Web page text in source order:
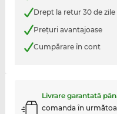
Drept la retur 30 de zile
Preţuri avantajoase
Cumpărare în cont
Livrare garantată
comanda în